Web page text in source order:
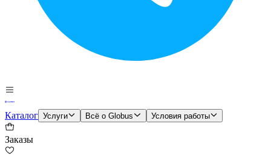
Каталог Услуги Всё о Globus Условия работы
Заказы